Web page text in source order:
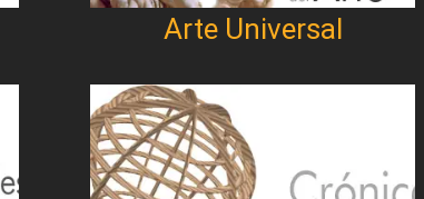
Arte Universal